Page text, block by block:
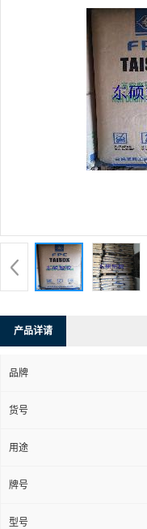
产品详请
品牌
货号
用途
牌号
型号